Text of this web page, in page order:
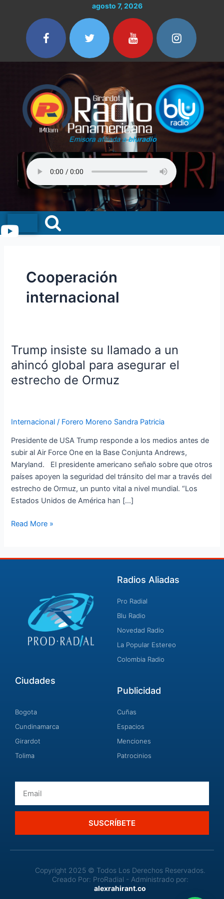
contenido
agosto 7, 2026
Menu
Cooperación
internacional
Trump insiste su llamado a un
ahincó global para asegurar el
estrecho de Ormuz
Internacional / Forero Moreno Sandra Patricia
Presidente de USA Trump responde a los medios antes de
subir al Air Force One en la Base Conjunta Andrews,
Maryland. El presidente americano señalo sobre que otros
países apoyen la seguridad del tránsito del mar a través del
estrecho de Ormuz, un punto vital a nivel mundial. “Los
Estados Unidos de América han […]
Trump
insiste
su
llamado
ahincó
para
asegurar
el
estrecho
de
Ormuz
Read More »
Radios Aliadas
Pro Radial
Blu Radio
Novedad Radio
La Popular Estereo
Colombia Radio
Ciudades
Bogota
Cundinamarca
Girardot
Tolima
Publicidad
Cuñas
Espacios
Menciones
Patrocinios
SUSCRÍBETE
Copyright 2025 © Todos Los Derechos Reservados.
Creado Por: ProRadial - Administrado por:
alexrahirant.co